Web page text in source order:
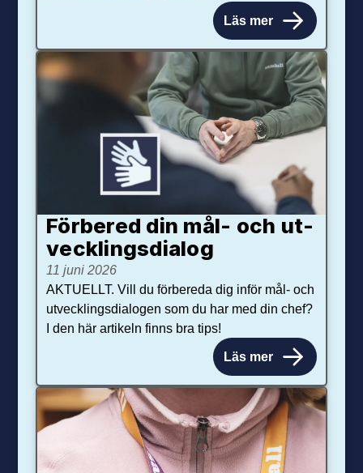
Läs mer
Förbered din mål- och ut­
veck­lings­dialog
11 juni 2026
AKTUELLT. Vill du förbereda dig inför mål- och
utvecklingsdialogen som du har med din chef?
I den här artikeln finns bra tips!
Läs mer